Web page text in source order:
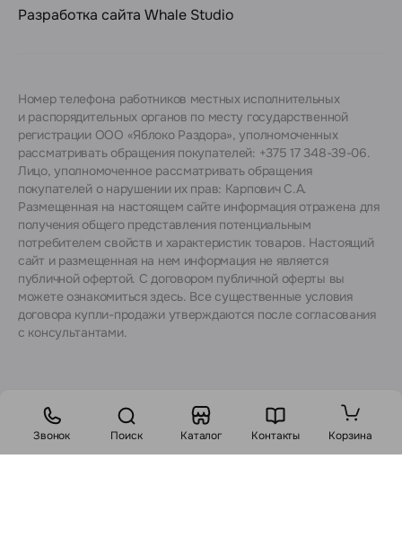
Разработка сайта Whale Studio
Номер телефона работников местных исполнительных
и распорядительных органов по месту государственной
регистрации ООО «Яблоко Раздора», уполномоченных
рассматривать обращения покупателей: +375 17 348-39-06.
Лицо, уполномоченное рассматривать обращения
покупателей о нарушении их прав: Карпович С.А.
Размещенная на настоящем сайте информация отражена для
получения общего представления потенциальным
потребителем свойств и характеристик товаров. Настоящий
сайт и размещенная на нем информация не является
публичной офертой. С договором публичной оферты вы
можете ознакомиться здесь. Все существенные условия
договора купли-продажи утверждаются после согласования
с консультантами.
Звонок Поиск Каталог Контакты Корзина